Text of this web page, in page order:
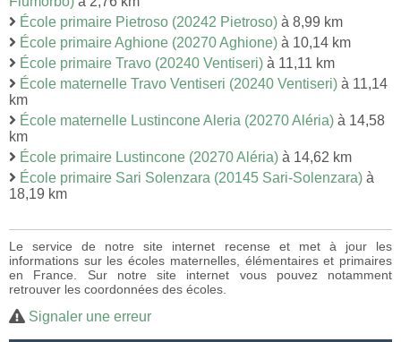
École primaire Pietroso (20242 Pietroso) à 8,99 km
École primaire Aghione (20270 Aghione) à 10,14 km
École primaire Travo (20240 Ventiseri) à 11,11 km
École maternelle Travo Ventiseri (20240 Ventiseri) à 11,14
km
École maternelle Lustincone Aleria (20270 Aléria) à 14,58
km
École primaire Lustincone (20270 Aléria) à 14,62 km
École primaire Sari Solenzara (20145 Sari-Solenzara) à
18,19 km
Le service de notre site internet recense et met à jour les
informations sur les écoles maternelles, élémentaires et primaires
en France. Sur notre site internet vous pouvez notamment
retrouver les coordonnées des écoles.
Signaler une erreur